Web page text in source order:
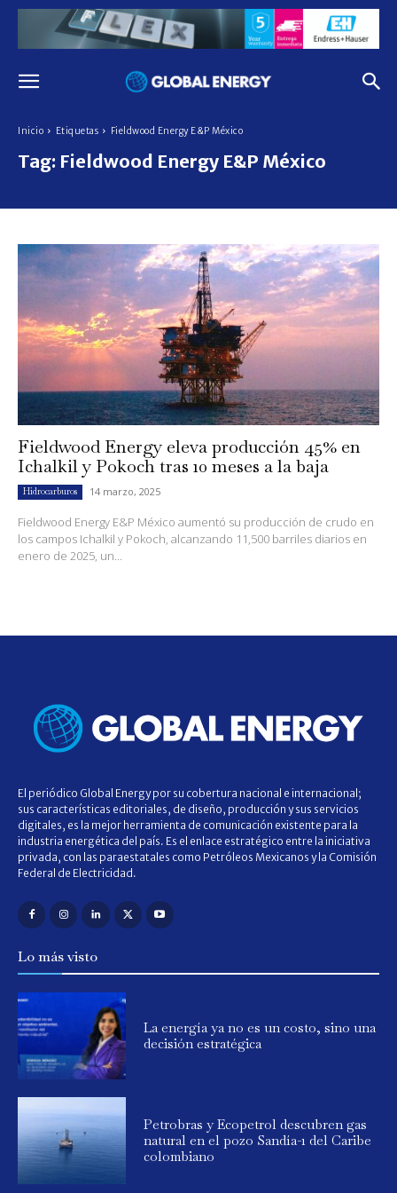
Inicio Etiquetas Fieldwood Energy E&P México
Tag: Fieldwood Energy E&P México
Fieldwood Energy eleva producción 45% en
Ichalkil y Pokoch tras 10 meses a la baja
Hidrocarburos 14 marzo, 2025
Fieldwood Energy E&P México aumentó su producción de crudo en
los campos Ichalkil y Pokoch, alcanzando 11,500 barriles diarios en
enero de 2025, un...
El periódico Global Energy por su cobertura nacional e internacional;
sus características editoriales, de diseño, producción y sus servicios
digitales, es la mejor herramienta de comunicación existente para la
industria energética del país. Es el enlace estratégico entre la iniciativa
privada, con las paraestatales como Petróleos Mexicanos y la Comisión
Federal de Electricidad.
Lo más visto
La energía ya no es un costo, sino una
decisión estratégica
Petrobras y Ecopetrol descubren gas
natural en el pozo Sandía-1 del Caribe
colombiano